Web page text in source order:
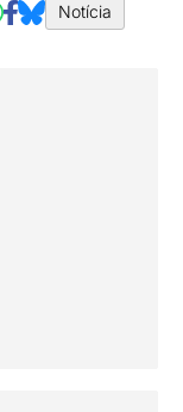
Notícia